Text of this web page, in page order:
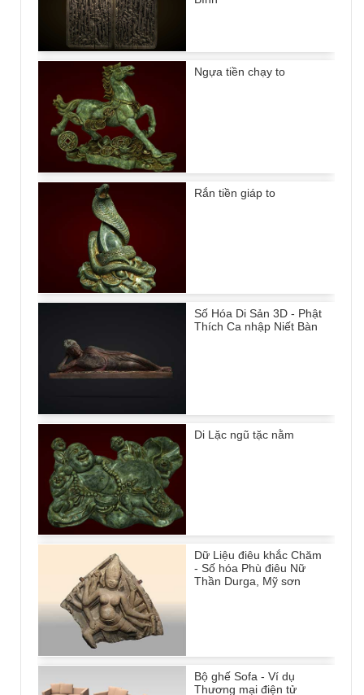
Ngựa tiền chạy to
Rắn tiền giáp to
Số Hóa Di Sản 3D - Phật
Thích Ca nhập Niết Bàn
Di Lặc ngũ tặc nằm
Dữ Liệu điêu khắc Chăm
- Số hóa Phù điêu Nữ
Thần Durga, Mỹ sơn
Bộ ghế Sofa - Ví dụ
Thương mại điện tử